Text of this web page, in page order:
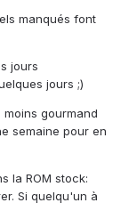
manqués font
jours
jours ;)
gourmand
semaine pour en
la ROM stock:
Si quelqu'un à